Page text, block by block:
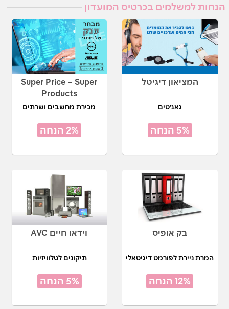
הנחות למשלמים בכרטיס המועדון
המציאון דיגיטל
גאג'טים
5% הנחה
Super Price – Super
Products
מכירת מחשבים ושרתים
2% הנחה
בק אופיס
המרת ניירת לפורמט דיגיטאלי
12% הנחה
וידאו חיים AVC
תיקונים לטלוויזיות
5% הנחה